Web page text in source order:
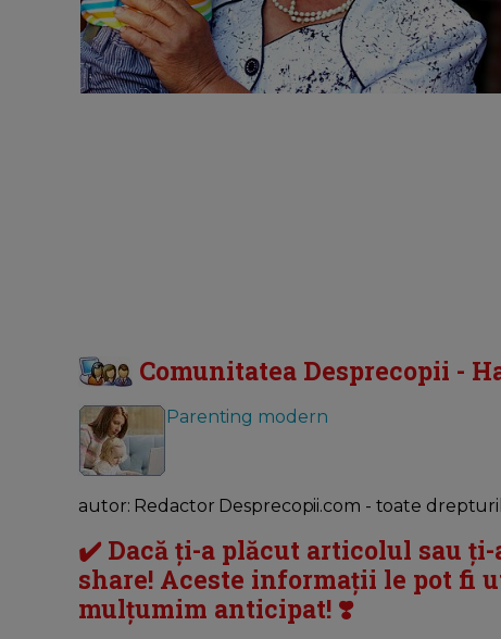
Comunitatea Desprecopii -
Parenting modern
autor: Redactor Desprecopii.com - toate
✔️ Dacă ți-a plăcut articolul sau
share! Aceste informații le pot fi
mulțumim anticipat! ❣️